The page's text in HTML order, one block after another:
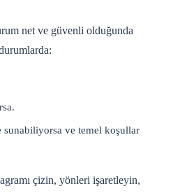
net ve güvenli olduğunda
ve temel koşullar
çizin, yönleri işaretleyin,